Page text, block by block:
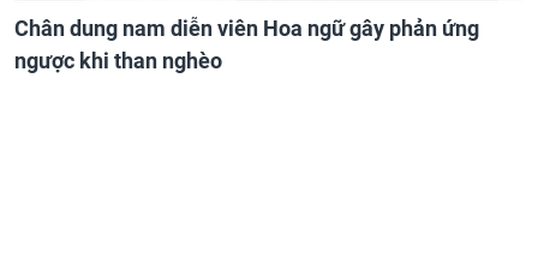
Chân dung nam diễn viên Hoa ngữ gây phản ứng
ngược khi than nghèo